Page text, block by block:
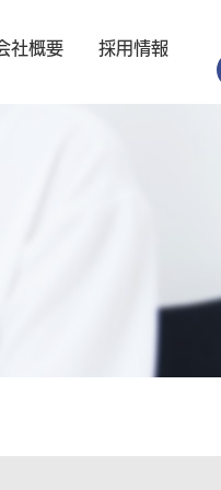
社概要 採用情報